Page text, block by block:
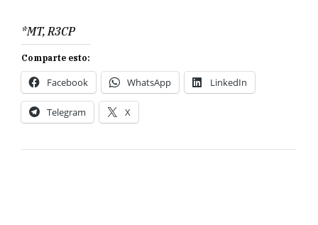
*MT, R3CP
Comparte esto:
Facebook WhatsApp LinkedIn
Telegram X